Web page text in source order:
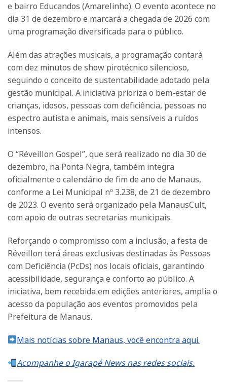
e bairro Educandos (Amarelinho). O evento acontece no
dia 31 de dezembro e marcará a chegada de 2026 com
uma programação diversificada para o público.
Além das atrações musicais, a programação contará
com dez minutos de show pirotécnico silencioso,
seguindo o conceito de sustentabilidade adotado pela
gestão municipal. A iniciativa prioriza o bem-estar de
crianças, idosos, pessoas com deficiência, pessoas no
espectro autista e animais, mais sensíveis a ruídos
intensos.
O “Réveillon Gospel”, que será realizado no dia 30 de
dezembro, na Ponta Negra, também integra
oficialmente o calendário de fim de ano de Manaus,
conforme a Lei Municipal nº 3.238, de 21 de dezembro
de 2023. O evento será organizado pela ManausCult,
com apoio de outras secretarias municipais.
Reforçando o compromisso com a inclusão, a festa de
Réveillon terá áreas exclusivas destinadas às Pessoas
com Deficiência (PcDs) nos locais oficiais, garantindo
acessibilidade, segurança e conforto ao público. A
iniciativa, bem recebida em edições anteriores, amplia o
acesso da população aos eventos promovidos pela
Prefeitura de Manaus.
Mais notícias sobre Manaus, você encontra aqui.
Acompanhe o Igarapé News nas redes sociais.